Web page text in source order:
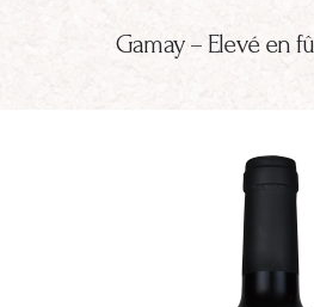
Gamay – Elevé en